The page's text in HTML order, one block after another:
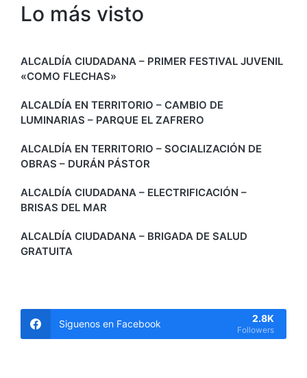
Lo más visto
ALCALDÍA CIUDADANA – PRIMER FESTIVAL JUVENIL
«COMO FLECHAS»
ALCALDÍA EN TERRITORIO – CAMBIO DE
LUMINARIAS – PARQUE EL ZAFRERO
ALCALDÍA EN TERRITORIO – SOCIALIZACIÓN DE
OBRAS – DURÁN PÁSTOR
ALCALDÍA CIUDADANA – ELECTRIFICACIÓN –
BRISAS DEL MAR
ALCALDÍA CIUDADANA – BRIGADA DE SALUD
GRATUITA
Siguenos en Facebook 2.8K
Followers